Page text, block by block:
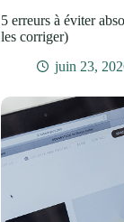
5 erreurs à éviter
les corriger)
juin 23,